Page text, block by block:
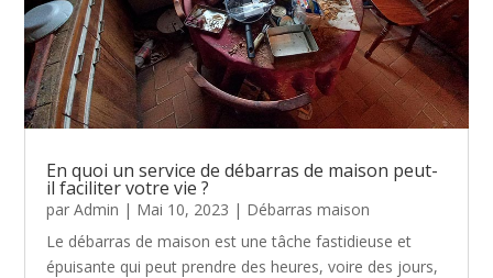
En quoi un service de débarras de maison peut-
il faciliter votre vie ?
parAdmin | Mai 10, 2023 | Débarras maison
Le débarras de maison est une tâche fastidieuse et
épuisante qui peut prendre des heures, voire des jours,